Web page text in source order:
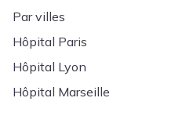
Par villes
Hôpital Paris
Hôpital Lyon
Hôpital Marseille